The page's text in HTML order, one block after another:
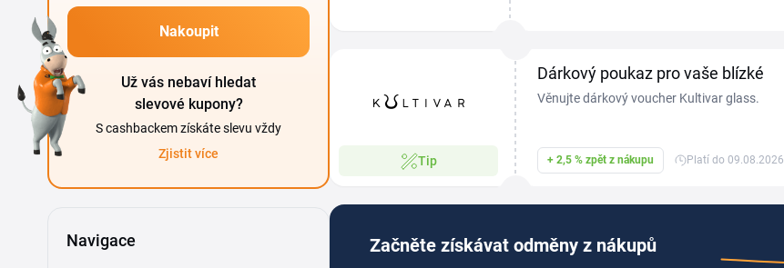
Nakoupit
Už vás nebaví hledat
slevové kupony?
S cashbackem získáte slevu vždy
Zjistit více
Navigace
Tip
Dárkový poukaz pro vaše blízké
Věnujte dárkový voucher Kultivar glass.
+ 2,5 % zpět z nákupu Platí do 09.08.2026
Začněte získávat odměny z nákupů